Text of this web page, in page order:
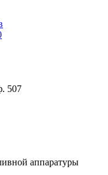
507
аппаратуры